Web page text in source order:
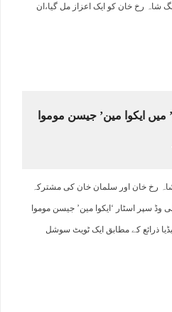
شاہ رخ خان کو ایک اعزاز مل گیا،ان
میں ایکوا مین’ جیسن موموا
رخ خان اور سلمان خان کی مشترکہ
وڈ سپر اسٹار ‘ایکوا مین’ جیسن موموا
ذرائع کے مطابق ایک ٹویٹ سوشل